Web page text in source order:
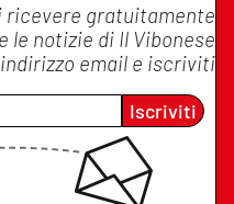
ricevere gratuitamente
le notizie di Il Vibonese
email e iscriviti
Iscriviti